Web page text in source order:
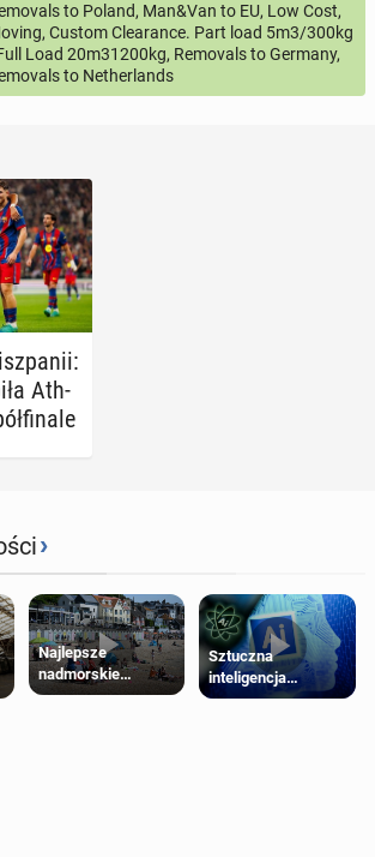
to Poland, Man&Van to EU, Low Cost,
Custom Clearance. Part load 5m3/300kg
Load 20m31200kg, Removals to Germany,
to Netherlands
Ath­
›
Najlepsze
nadmorskie
miasteczko blisko
Sztuczna
inteligencja
próbowała oszukać